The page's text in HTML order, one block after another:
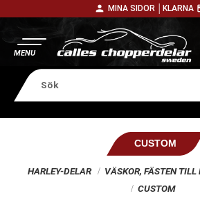
person MINA SIDOR │ KLARNA
CUSTOM
HARLEY-DELAR
VÄSKOR, FÄSTEN
CUSTOM